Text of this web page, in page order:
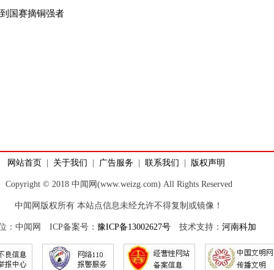
国赛摘铜强者
网站首页 关于我们 广告服务 联系我们 版权声明
Copyright © 2018 中闻网(www.weizg.com) All Rights Reserved
中闻网版权所有 本站点信息未经允许不得复制或镜像！
：中闻网 ICP备案号： 豫ICP备13002627号 技术支持： 河南科加